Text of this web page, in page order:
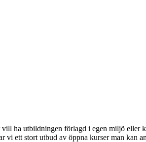
ha utbildningen förlagd i egen miljö
vi ett stort utbud av öppna kurser man kan